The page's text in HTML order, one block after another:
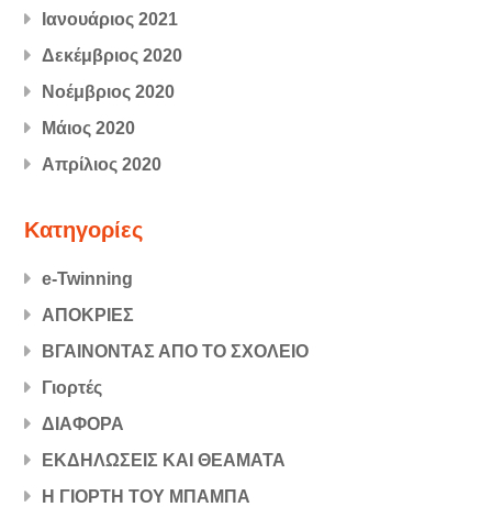
Ιανουάριος 2021
Δεκέμβριος 2020
Νοέμβριος 2020
Μάιος 2020
Απρίλιος 2020
Kατηγορίες
e-Twinning
ΑΠΟΚΡΙΕΣ
ΒΓΑΙΝΟΝΤΑΣ ΑΠΟ ΤΟ ΣΧΟΛΕΙΟ
Γιορτές
ΔΙΑΦΟΡΑ
ΕΚΔΗΛΩΣΕΙΣ ΚΑΙ ΘΕΑΜΑΤΑ
Η ΓΙΟΡΤΗ ΤΟΥ ΜΠΑΜΠΑ